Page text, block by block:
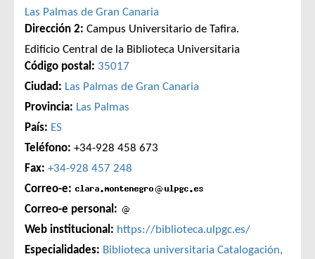
Las Palmas de Gran Canaria
Dirección 2: Campus Universitario de Tafira.
Edificio Central de la Biblioteca Universitaria
Código postal: 35017
Ciudad: Las Palmas de Gran Canaria
Provincia: Las Palmas
País: ES
Teléfono: +34-928 458 673
Fax: +34-928 457 248
Correo-e:
Correo-e personal:
Web institucional: https://biblioteca.ulpgc.es/
Especialidades: Biblioteca universitaria Catalogación,